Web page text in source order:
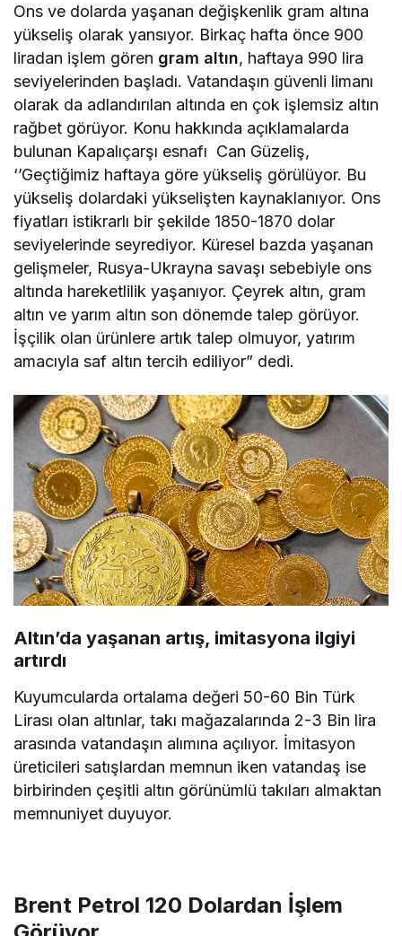
Ons ve dolarda yaşanan değişkenlik gram altına
yükseliş olarak yansıyor. Birkaç hafta önce 900
liradan işlem gören gram altın, haftaya 990 lira
seviyelerinden başladı. Vatandaşın güvenli limanı
olarak da adlandırılan altında en çok işlemsiz altın
rağbet görüyor. Konu hakkında açıklamalarda
bulunan Kapalıçarşı esnafı Can Güzeliş,
‘’Geçtiğimiz haftaya göre yükseliş görülüyor. Bu
yükseliş dolardaki yükselişten kaynaklanıyor. Ons
fiyatları istikrarlı bir şekilde 1850-1870 dolar
seviyelerinde seyrediyor. Küresel bazda yaşanan
gelişmeler, Rusya-Ukrayna savaşı sebebiyle ons
altında hareketlilik yaşanıyor. Çeyrek altın, gram
altın ve yarım altın son dönemde talep görüyor.
İşçilik olan ürünlere artık talep olmuyor, yatırım
amacıyla saf altın tercih ediliyor” dedi.
Altın’da yaşanan artış, imitasyona ilgiyi
artırdı
Kuyumcularda ortalama değeri 50-60 Bin Türk
Lirası olan altınlar, takı mağazalarında 2-3 Bin lira
arasında vatandaşın alımına açılıyor. İmitasyon
üreticileri satışlardan memnun iken vatandaş ise
birbirinden çeşitli altın görünümlü takıları almaktan
memnuniyet duyuyor.
Brent Petrol 120 Dolardan İşlem